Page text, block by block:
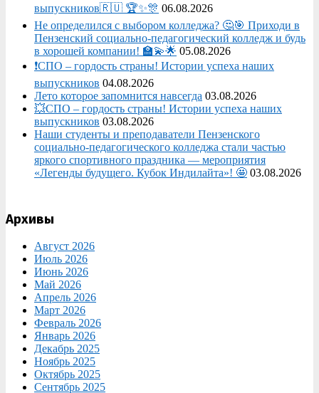
выпускников🇷🇺 🏆✨🎊 06.08.2026
Не определился с выбором колледжа? 🤔🎯 Приходи в
Пензенский социально-педагогический колледж и будь
в хорошей компании! 🏫💫🌟 05.08.2026
❗СПО – гордость страны! Истории успеха наших
выпускников 04.08.2026
Лето которое запомнится навсегда 03.08.2026
💥СПО – гордость страны! Истории успеха наших
выпускников 03.08.2026
Наши студенты и преподаватели Пензенского
социально‑педагогического колледжа стали частью
яркого спортивного праздника — мероприятия
«Легенды будущего. Кубок Индилайта»! 🤩 03.08.2026
Архивы
Август 2026
Июль 2026
Июнь 2026
Май 2026
Апрель 2026
Март 2026
Февраль 2026
Январь 2026
Декабрь 2025
Ноябрь 2025
Октябрь 2025
Сентябрь 2025